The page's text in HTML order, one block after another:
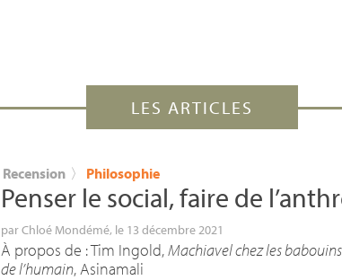
LES ARTICLES
Recension 〉 Philosophie
Penser le social, faire de
parChloé Mondémé, le 13 décembre 2021
À propos de : Tim Ingold,Machiavel chez les
de l’humain, Asinamali